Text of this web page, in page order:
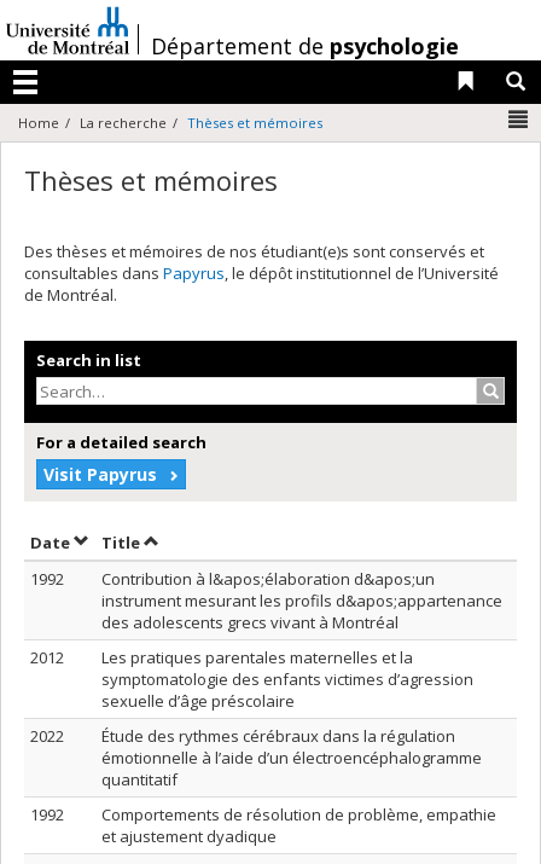
au
contenu
/Département de psychologie
Menu
Liens
Home La recherche Thèses et mémoires
Thèses et mémoires
Des thèses et mémoires de nos étudiant(e)s sont conservés et
consultables dans Papyrus, le dépôt institutionnel de l’Université
de Montréal.
Search in list
For a detailed search
Visit Papyrus
DateSort by date in descending order
TitleSort by title in descending order
1992
Contribution à l&apos;élaboration d&apos;un
instrument mesurant les profils d&apos;appartenance
des adolescents grecs vivant à Montréal
2012
Les pratiques parentales maternelles et la
symptomatologie des enfants victimes d’agression
sexuelle d’âge préscolaire
2022
Étude des rythmes cérébraux dans la régulation
émotionnelle à l’aide d’un électroencéphalogramme
quantitatif
1992
Comportements de résolution de problème, empathie
et ajustement dyadique